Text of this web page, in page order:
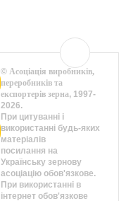
© Асоціація виробників,
переробників та
експортерів зерна, 1997-
2026.
При цитуванні і
використанні будь-яких
матеріалів
посилання на
Українську зернову
асоціацію обов'язкове.
При використанні в
інтернет обов'язкове